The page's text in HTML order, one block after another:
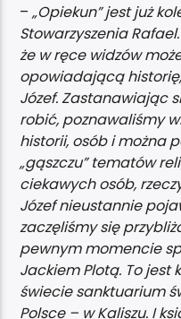
–„Opiekun” jest już
Stowarzyszenia
że w ręce widzów
opowiadającą
Józef. Zastanawiając
robić, poznawaliśmy
historii, osób i można
„gąszczu” tematów
ciekawych osób,
Józef nieustannie
zaczęliśmy się
pewnym momencie
Jackiem Plotą. To jest
świecie sanktuarium
Polsce – w Kaliszu. I